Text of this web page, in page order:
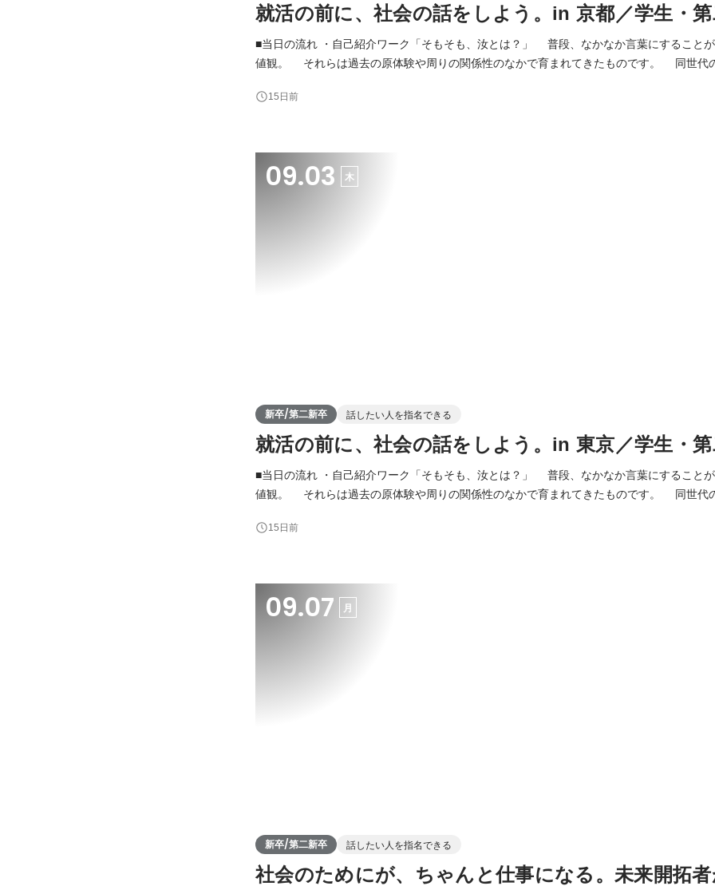
就活の前に、社会の話をしよう。in 京都／学生・
■当日の流れ ・自己紹介ワーク「そもそも、汝とは？」 普段、なかなか言葉にすること
値観。 それらは過去の原体験や周りの関係性のなかで育まれてきたものです。 同世代
だけが仕事を選ぶ軸でしょうか。人生の大半を使って働くのであれば、他者の評価に惑わ
15日前
09.03 木
新卒/第二新卒 話したい人を指名できる
就活の前に、社会の話をしよう。in 東京／学生・
■当日の流れ ・自己紹介ワーク「そもそも、汝とは？」 普段、なかなか言葉にすること
値観。 それらは過去の原体験や周りの関係性のなかで育まれてきたものです。 同世代の
ミタでは、ミッションにも書いてある「関係性」を、事業においても働き方においても非
15日前
09.07 月
新卒/第二新卒 話したい人を指名できる
社会のためにが、ちゃんと仕事になる。未来開拓